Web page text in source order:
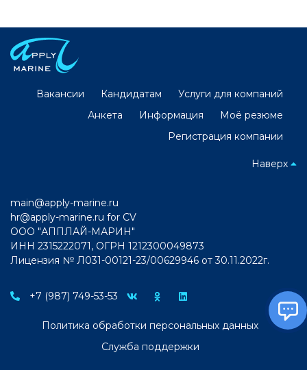
Вакансии Кандидатам
Услуги для компаний
Анкета
Информация
Моё резюме
Регистрация компании
Наверх
main@apply-marine.ru
hr@apply-marine.ru for CV
ООО "АППЛАЙ-МАРИН"
ИНН 2315222071, ОГРН 1212300049873
Лицензия № Л031-00121-23/00629946 от 30.11.2022г.
+7 (987) 749-53-53
Политика обработки персональных данных
Служба поддержки